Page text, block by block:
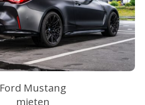
Ford Mustang
mieten